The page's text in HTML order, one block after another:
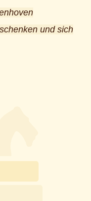
und sich